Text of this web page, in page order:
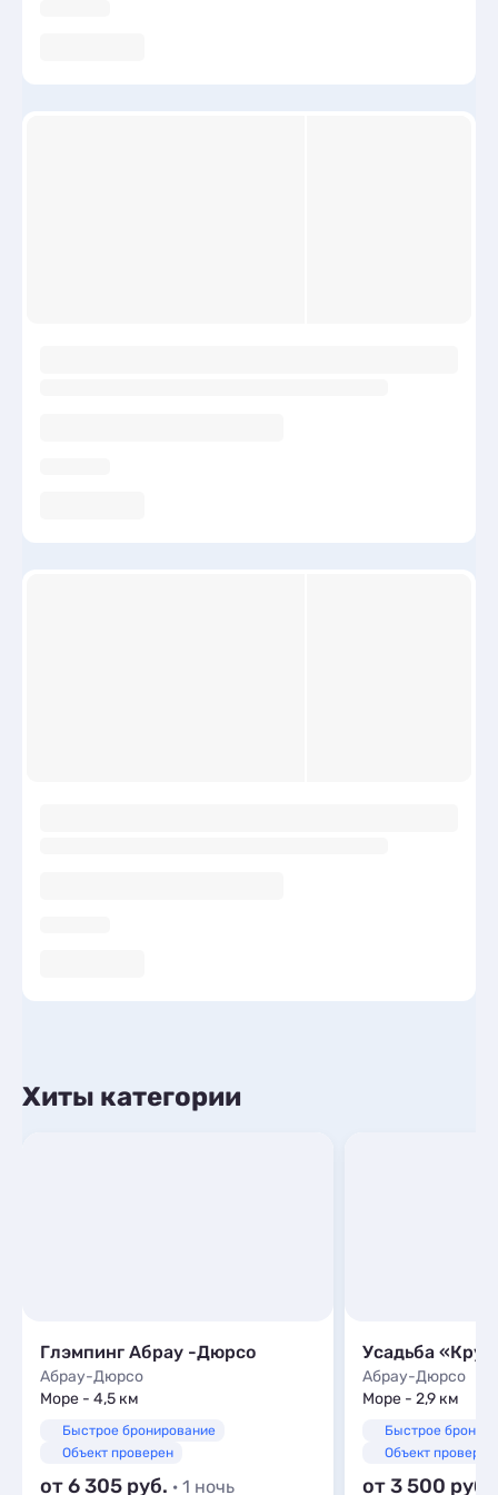
Хиты категории
Глэмпинг Абрау -Дюрсо
Абрау-Дюрсо
Море - 4,5 км
Быстрое бронирование
Объект проверен
от 6 305 · 1 ночь
Усадьба
Абрау-Дюрсо
Море - 2,9 км
Быстрое
Объект проверен
от 3 500